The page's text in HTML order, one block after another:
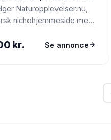
naturoplevelser
Naturopplevelser.nu,
nichehjemmeside med
aktiviteter og
kr. Se annonce